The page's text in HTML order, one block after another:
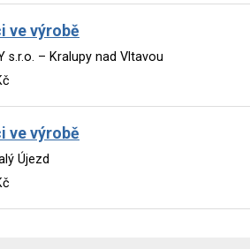
ve výrobě
s.r.o. – Kralupy nad Vltavou
ve výrobě
Újezd